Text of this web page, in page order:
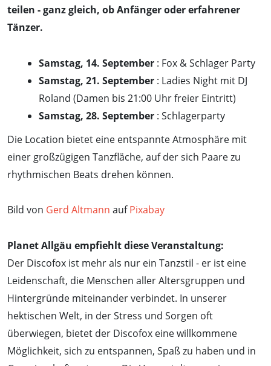
teilen - ganz gleich, ob Anfänger oder erfahrener
Tänzer.
Samstag, 14. September : Fox & Schlager Party
Samstag, 21. September : Ladies Night mit DJ
Roland (Damen bis 21:00 Uhr freier Eintritt)
Samstag, 28. September : Schlagerparty
Die Location bietet eine entspannte Atmosphäre mit
einer großzügigen Tanzfläche, auf der sich Paare zu
rhythmischen Beats drehen können.
Bild von Gerd Altmann aufPixabay
Planet Allgäu empfiehlt diese Veranstaltung:
Der Discofox ist mehr als nur ein Tanzstil - er ist eine
Leidenschaft, die Menschen aller Altersgruppen und
Hintergründe miteinander verbindet. In unserer
hektischen Welt, in der Stress und Sorgen oft
überwiegen, bietet der Discofox eine willkommene
Möglichkeit, sich zu entspannen, Spaß zu haben und in